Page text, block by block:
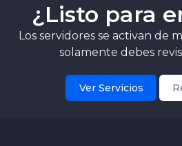
¿Listo para
Los servidores se activan de
solamente debes
Ver Servicios